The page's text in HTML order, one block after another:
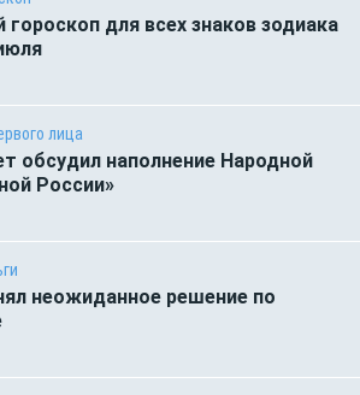
гороскоп для всех знаков зодиака
лица
обсудил наполнение Народной
России»
неожиданное решение по